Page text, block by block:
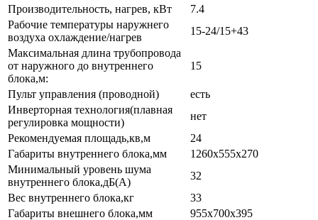
Производительность, нагрев, кВт
7.4
Рабочие температуры наружнего
воздуха охлаждение/нагрев
15-24/15+43
Максимальная длина трубопровода
от наружного до внутреннего
блока,м:
15
Пульт управления (проводной)
есть
Инверторная технология(плавная
регулировка мощности)
нет
Рекомендуемая площадь,кв,м
24
Габариты внутреннего блока,мм
1260x555x270
Минимальный уровень шума
внутреннего блока,дБ(А)
32
Вес внутреннего блока,кг
33
Габариты внешнего блока,мм
955х700х395